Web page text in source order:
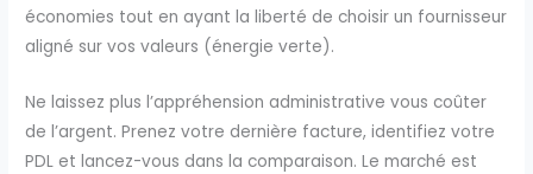
économies tout en ayant la liberté de choisir un fournisseur
aligné sur vos valeurs (énergie verte).
Ne laissez plus l’appréhension administrative vous coûter
de l’argent. Prenez votre dernière facture, identifiez votre
PDL et lancez-vous dans la comparaison. Le marché est